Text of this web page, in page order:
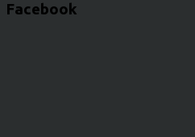
Facebook